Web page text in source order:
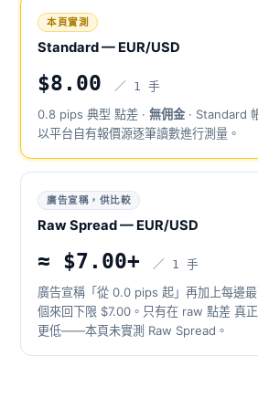
本頁實測
Standard — EUR/USD
$8.00 ／ 1 手
0.8 pips 典型 點差 · 無佣金 · Standard
以平台自有報價源逐筆讀數進行測量。
廣告宣稱，供比較
Raw Spread — EUR/USD
≈ $7.00+ ／ 1 手
廣告宣稱「從 0.0 pips 起」再加上每邊
個來回下限 $7.00。只有在 raw 點差 真
更低——本頁未實測 Raw Spread。